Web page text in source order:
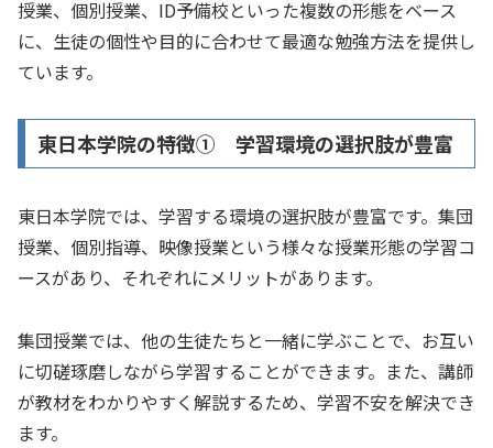
授業、​個別授業、​ID予備校といった複数の形態をベース
に、​生徒の個性や目的に合わせて最適な勉強方法を提供し
ています。​
東日本学院の特徴① 学習環境の選択肢が豊富
東日本学院では、学習する環境の選択肢が豊富です。集団
授業、個別指導、映像授業という様々な授業形態の学習コ
ースがあり、それぞれにメリットがあります。
集団授業では、他の生徒たちと一緒に学ぶことで、お互い
に切磋琢磨しながら学習することができます。また、講師
が教材をわかりやすく解説するため、学習不安を解決でき
ます。